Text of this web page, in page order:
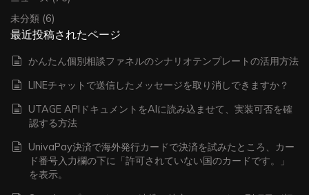
未分類 (6)
最近投稿されたページ
かんたん個別相談ファネルのシナリオテンプレートの活用方法
LINEチャットで送信したメッセージを取り消しできますか？
UTAGE APIドキュメントをAIに読み込ませて、実装可否を確
認する方法
UnivaPay決済で海外発行カードで決済を試みたところ、カー
ド番号入力欄の下に「許可されていない国のカードです。」
を表示。